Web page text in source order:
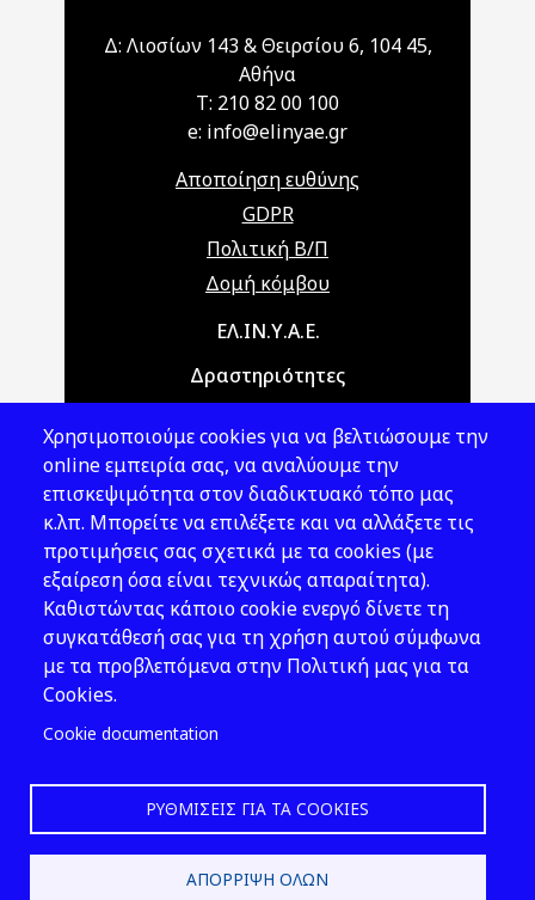
Δ: Λιοσίων 143 & Θειρσίου 6, 104 45,
Αθήνα
T: 210 82 00 100
e: info@elinyae.gr
Αποποίηση ευθύνης
GDPR
Πολιτική Β/Π
Δομή κόμβου
Main navigationΕΛ.ΙΝ.Υ.Α.Ε.
Δραστηριότητες
Νομοθεσία
Εκδόσεις
Νέα - Εκδηλώσεις
Ακολουθήστε μας
Χρησιμοποιούμε cookies για να βελτιώσουμε την
online εμπειρία σας, να αναλύουμε την
επισκεψιμότητα στον διαδικτυακό τόπο μας
κ.λπ. Μπορείτε να επιλέξετε και να αλλάξετε τις
προτιμήσεις σας σχετικά με τα cookies (με
εξαίρεση όσα είναι τεχνικώς απαραίτητα).
Καθιστώντας κάποιο cookie ενεργό δίνετε τη
συγκατάθεσή σας για τη χρήση αυτού σύμφωνα
με τα προβλεπόμενα στην Πολιτική μας για τα
Cookies.
Cookie documentation
ΡΥΘΜΊΣΕΙΣ ΓΙΑ ΤΑ COOKIES
ΑΠΌΡΡΙΨΗ ΌΛΩΝ
2026 © ΕΛ.ΙΝ.Υ.Α.Ε.